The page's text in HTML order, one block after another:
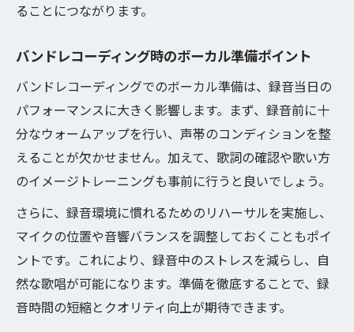
ることにつながります。
バンドレコーディング時のボーカル準備ポイント
バンドレコーディングでのボーカル準備は、録音当日の
パフォーマンスに大きく影響します。まず、録音前に十
分なウォームアップを行い、声帯のコンディションを整
えることが欠かせません。加えて、歌詞の確認や歌い方
のイメージトレーニングも事前に行うと良いでしょう。
さらに、録音環境に慣れるためのリハーサルを実施し、
マイクの位置や音響バランスを調整しておくこともポイ
ントです。これにより、録音中のストレスを減らし、自
然な歌唱が可能になります。準備を徹底することで、録
音時間の短縮とクオリティ向上が期待できます。